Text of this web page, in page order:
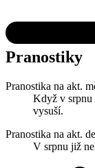
Pranostiky
Pranostika na akt.
Když v srpnu
vysuší.
Pranostika na akt.
V srpnu již